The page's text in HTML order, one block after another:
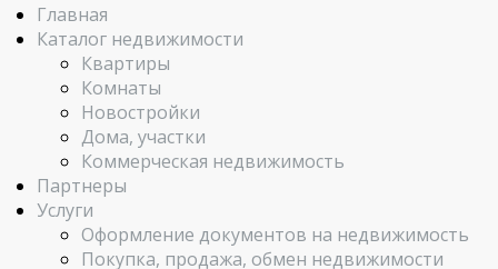
Главная
Каталог недвижимости
Квартиры
Комнаты
Новостройки
Дома, участки
Коммерческая недвижимость
Партнеры
Услуги
Оформление документов на недвижимость
Покупка, продажа, обмен недвижимости